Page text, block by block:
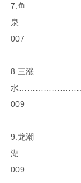
7.鱼
泉
007
8.三涨
水
009
9.龙潮
湖
009